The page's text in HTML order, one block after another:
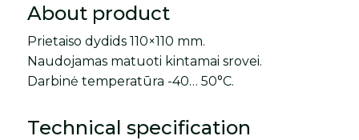
About product
Prietaiso dydids 110×110 mm.
Naudojamas matuoti kintamai srovei.
Darbinė temperatūra -40… 50°C.
Technical specification